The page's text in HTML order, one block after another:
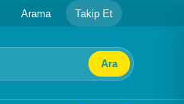
Arama Takip Et
Ara